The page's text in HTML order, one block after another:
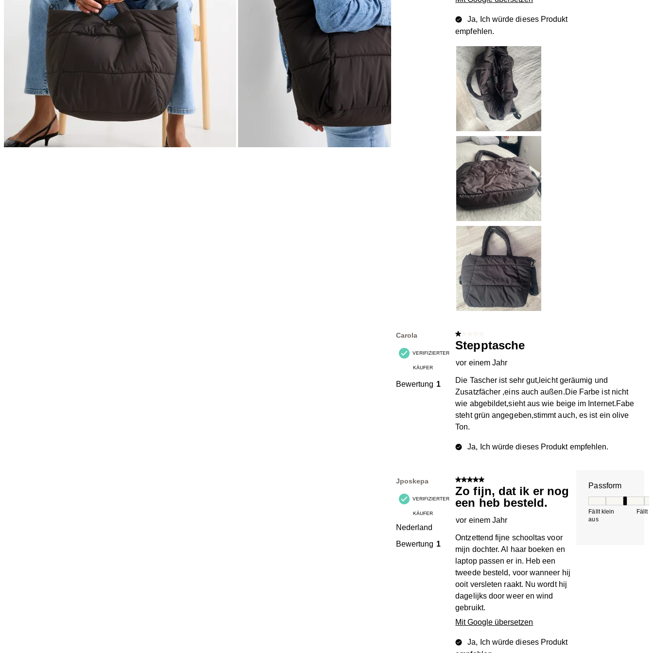
Ja, Ich würde dieses Produkt
empfehlen.
Carola
VERIFIZIERTER
KÄUFER
Bewertung 1
1 von 5 Sternen.
Stepptasche
vor einem Jahr
Die Tascher ist sehr gut,leicht geräumig und
Zusatzfächer ,eins auch außen.Die Farbe ist nicht
wie abgebildet,sieht aus wie beige im Internet.Fabe
steht grün angegeben,stimmt auch, es ist ein olive
Ton.
Ja, Ich würde dieses Produkt empfehlen.
Jposkepa
VERIFIZIERTER
KÄUFER
Nederland
Bewertung 1
5 von 5 Sternen.
Zo fijn, dat ik er nog
een heb besteld.
vor einem Jahr
Ontzettend fijne schooltas voor
mijn dochter. Al haar boeken en
laptop passen er in. Heb een
tweede besteld, voor wanneer hij
ooit versleten raakt. Nu wordt hij
dagelijks door weer en wind
gebruikt.
Mit Google übersetzen
Ja, Ich würde dieses Produkt
Passform
Fällt klein
aus
Fällt